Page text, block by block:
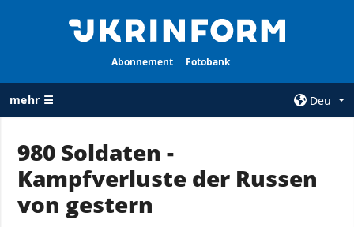
Abonnement Fotobank
mehr ☰
Deu
ALLE
RUBRIKEN
Krieg
AGENTUR
980 Soldaten -
Kampfverluste der Russen
von gestern